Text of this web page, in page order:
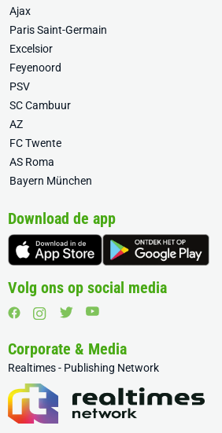
Ajax
Paris Saint-Germain
Excelsior
Feyenoord
PSV
SC Cambuur
AZ
FC Twente
AS Roma
Bayern München
Download de app
Volg ons op social media
Corporate & Media
Realtimes - Publishing Network